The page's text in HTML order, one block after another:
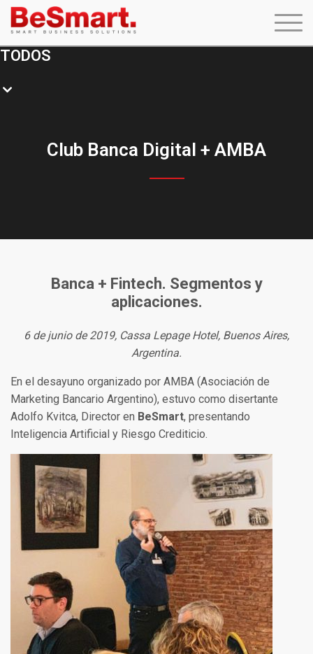
TODOS
Club Banca Digital + AMBA
Banca + Fintech. Segmentos y
aplicaciones.
6 de junio de 2019, Cassa Lepage Hotel, Buenos Aires,
Argentina.
En el desayuno organizado por AMBA (Asociación de
Marketing Bancario Argentino), estuvo como disertante
Adolfo Kvitca, Director en BeSmart, presentando
Inteligencia Artificial y Riesgo Crediticio.